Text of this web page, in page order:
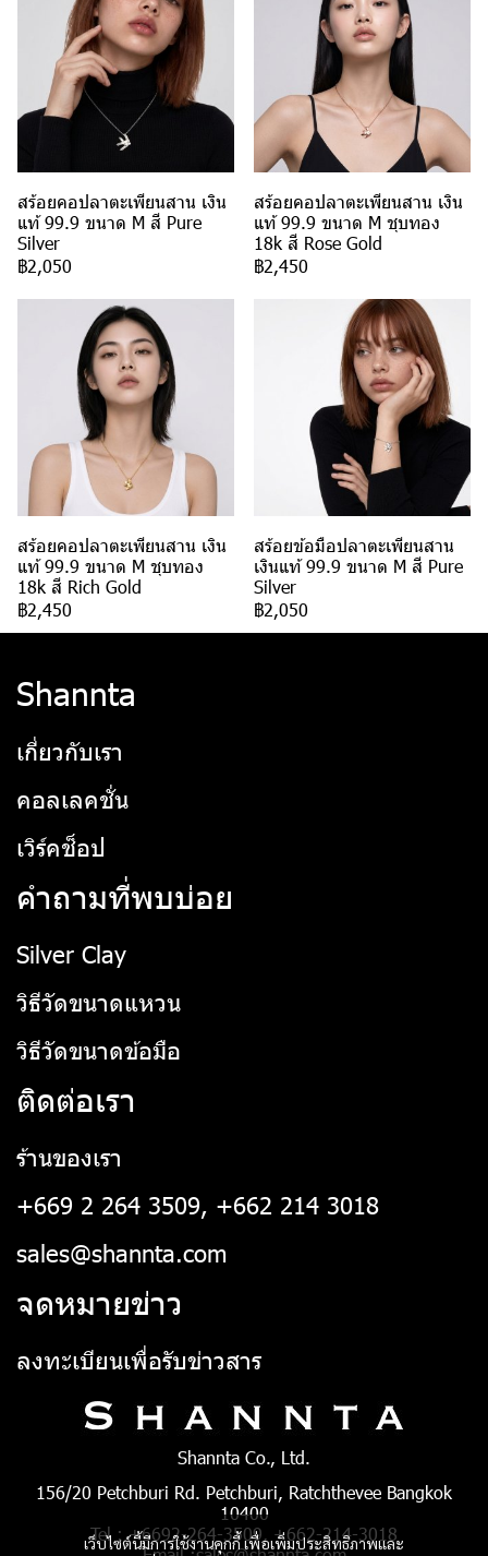
สร้อยคอปลาตะเพียนสาน เงิน
แท้ 99.9 ขนาด M สี Pure
Silver
฿2,050
สร้อยคอปลาตะเพียนสาน เงิน
แท้ 99.9 ขนาด M ชุบทอง
18k สี Rose Gold
฿2,450
สร้อยคอปลาตะเพียนสาน เงิน
แท้ 99.9 ขนาด M ชุบทอง
18k สี Rich Gold
฿2,450
สร้อยข้อมือปลาตะเพียนสาน
เงินแท้ 99.9 ขนาด M สี Pure
Silver
฿2,050
เว็บไซต์นี้มีการใช้งานคุกกี้ เพื่อเพิ่มประสิทธิภาพและ
Shannta
เกี่ยวกับเรา
คอลเลคชั่น
เวิร์คช็อป
คำถามที่พบบ่อย
Silver Clay
วิธีวัดขนาดแหวน
วิธีวัดขนาดข้อมือ
ติดต่อเรา
ร้านของเรา
+669 2 264 3509, +662 214 3018
sales@shannta.com
จดหมายข่าว
ลงทะเบียนเพื่อรับข่าวสาร
Shannta Co., Ltd.
156/20 Petchburi Rd. Petchburi, Ratchthevee Bangkok
10400
Tel : +6692-264-3509, +662-214-3018